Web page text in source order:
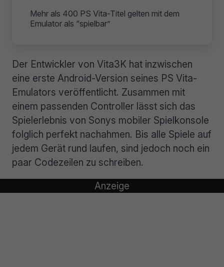
Mehr als 400 PS Vita-Titel gelten mit dem
Emulator als “spielbar”
Der Entwickler von Vita3K hat inzwischen
eine erste Android-Version seines PS Vita-
Emulators veröffentlicht. Zusammen mit
einem passenden Controller lässt sich das
Spielerlebnis von Sonys mobiler Spielkonsole
folglich perfekt nachahmen. Bis alle Spiele auf
jedem Gerät rund laufen, sind jedoch noch ein
paar Codezeilen zu schreiben.